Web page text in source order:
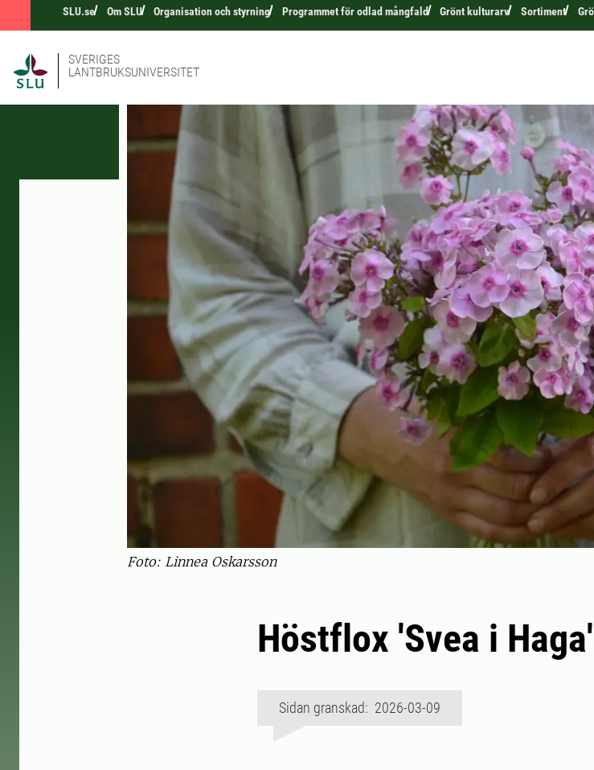
SLU.se Om SLU Organisation och styrning Programmet för odlad mångfald Grönt kulturarv Sortiment
SVERIGES
LANTBRUKSUNIVERSITET
Foto: Linnea Oskarsson
Höstflox 'Svea i Haga'
Sidan granskad: 2026-03-09